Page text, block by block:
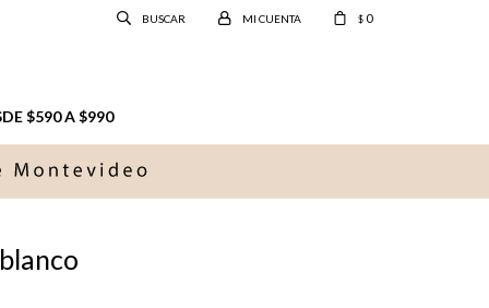
$590 A $990
$ 0